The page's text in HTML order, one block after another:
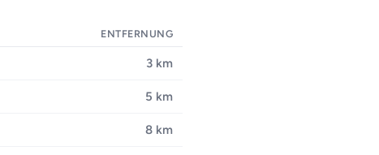
ENTFERNUNG
3 km
5 km
8 km